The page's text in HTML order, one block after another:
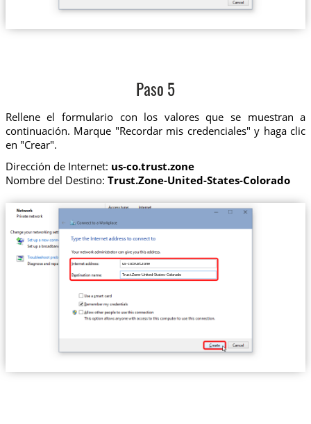
Paso 5
Rellene el formulario con los valores que se muestran a
continuación. Marque "Recordar mis credenciales" y haga clic
en "Crear".
Dirección de Internet: us-co.trust.zone
Nombre del Destino: Trust.Zone-United-States-Colorado
us-co.trust.zone
Trust.Zone-United-States-Colorado